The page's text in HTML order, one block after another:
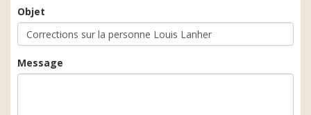
Objet
Message